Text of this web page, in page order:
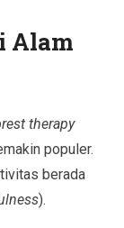
Alam
therapy
populer.
berada
).